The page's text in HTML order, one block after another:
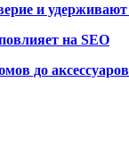
и удерживают
на SEO
до аксессуаров